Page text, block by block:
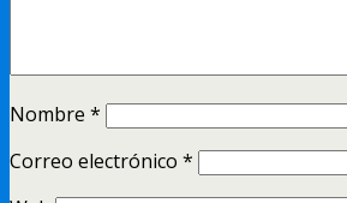
Nombre *
Correo electrónico *